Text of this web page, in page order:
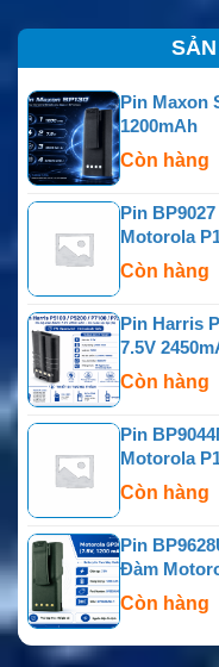
Pin Maxon
1200mAh
Còn hàng
Pin
Motorola
Còn hàng
Pin Harris
7.5V
Còn hàng
Pin
Motorola
Còn hàng
Pin
Đàm
Còn hàng